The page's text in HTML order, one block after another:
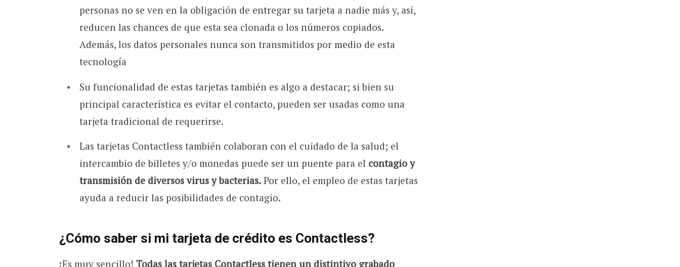
personas no se ven en la obligación de entregar su tarjeta a nadie más y, así,
reducen las chances de que esta sea clonada o los números copiados.
Además, los datos personales nunca son transmitidos por medio de esta
tecnología
Su funcionalidad de estas tarjetas también es algo a destacar; si bien su
principal característica es evitar el contacto, pueden ser usadas como una
tarjeta tradicional de requerirse.
Las tarjetas Contactless también colaboran con el cuidado de la salud; el
intercambio de billetes y/o monedas puede ser un puente para el contagio y
transmisión de diversos virus y bacterias.Por ello, el empleo de estas tarjetas
ayuda a reducir las posibilidades de contagio.
¿Cómo saber si mi tarjeta de crédito es Contactless?
¡Es muy sencillo! Todas las tarjetas Contactless tienen un distintivo grabado